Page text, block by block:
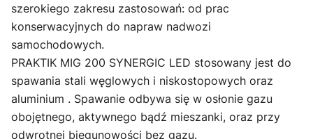
szerokiego zakresu zastosowań: od prac
konserwacyjnych do napraw nadwozi
samochodowych.
PRAKTIK MIG 200 SYNERGIC LED stosowany jest do
spawania stali węglowych i niskostopowych oraz
aluminium . Spawanie odbywa się w osłonie gazu
obojętnego, aktywnego bądź mieszanki, oraz przy
odwrotnej biegunowości bez gazu.